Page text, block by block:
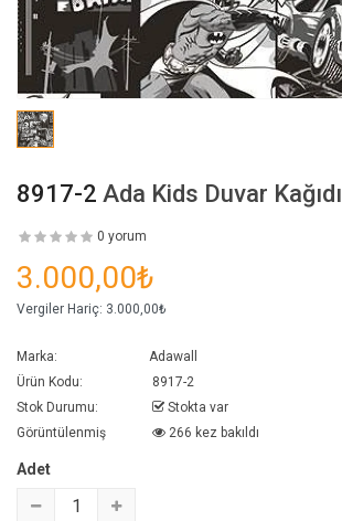
8917-2 Ada Kids Duvar Kağıdı
0 yorum
3.000,00₺
Vergiler Hariç: 3.000,00₺
Marka:
Adawall
Ürün Kodu:
8917-2
Stok Durumu:
Stokta var
Görüntülenmiş
266 kez bakıldı
Adet